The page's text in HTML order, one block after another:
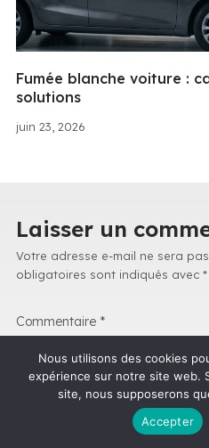
juin 23, 2026
Fumée blanche voiture :
solutions
Laisser un
Votre adresse e-mail ne sera
obligatoires sont indiqués avec *
Commentaire *
Nous utilisons des cookies
expérience sur notre site web.
site, nous supposerons
Accepter